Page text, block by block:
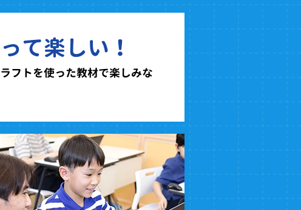
て楽しい！
フトを使った教材で楽しみな